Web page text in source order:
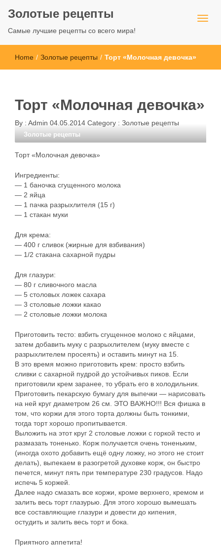
Золотые рецепты
Самые лучшие рецепты со всего мира!
Home / Золотые рецепты / Торт «Молочная девочка»
Торт «Молочная девочка»
By : Admin 04.05.2014 Category : Золотые рецепты
Золотые рецепты
Торт «Молочная девочка»
Ингредиенты:
— 1 баночка сгущенного молока
— 2 яйца
— 1 пачка разрыхлителя (15 г)
— 1 стакан муки
Для крема:
— 400 г сливок (жирные для взбивания)
— 1/2 стакана сахарной пудры
Для глазури:
— 80 г сливочного масла
— 5 столовых ложек сахара
— 3 столовые ложки какао
— 2 столовые ложки молока
Приготовить тесто: взбить сгущенное молоко с яйцами,
затем добавить муку с разрыхлителем (муку вместе с
разрыхлителем просеять) и оставить минут на 15.
В это время можно приготовить крем: просто взбить
сливки с сахарной пудрой до устойчивых пиков. Если
приготовили крем заранее, то убрать его в холодильник.
Приготовить пекарскую бумагу для выпечки — нарисовать
на ней круг диаметром 26 см. ЭТО ВАЖНО!!! Вся фишка в
том, что коржи для этого торта должны быть тонкими,
тогда торт хорошо пропитывается.
Выложить на этот круг 2 столовые ложки с горкой тесто и
размазать тоненько. Корж получается очень тоненьким,
(иногда охото добавить ещё одну ложку, но этого не стоит
делать), выпекаем в разогретой духовке корж, он быстро
печется, минут пять при температуре 230 градусов. Надо
испечь 5 коржей.
Далее надо смазать все коржи, кроме верхнего, кремом и
залить весь торт глазурью. Для этого хорошо вымешать
все составляющие глазури и довести до кипения,
остудить и залить весь торт и бока.
Приятного аппетита!